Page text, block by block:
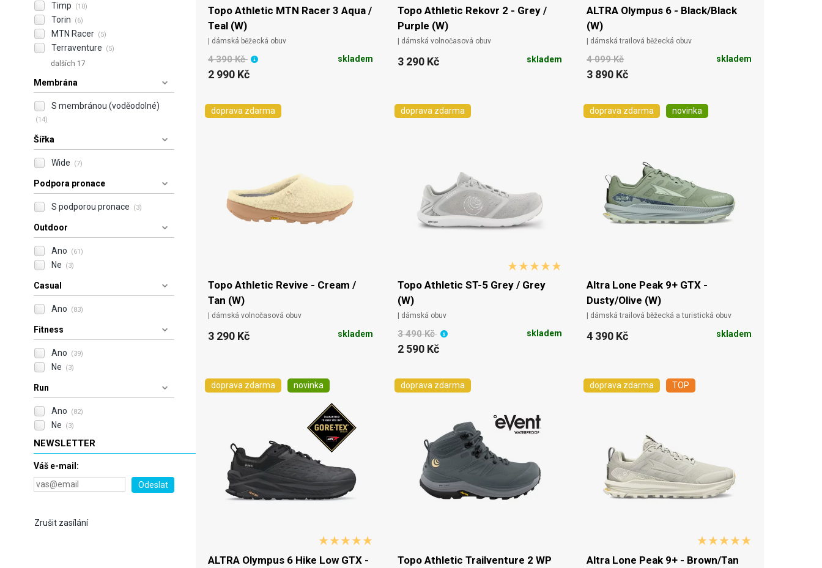
Timp (10)
Torin (6)
MTN Racer (5)
Terraventure (5)
dalších 17
Membrána
S membránou (voděodolné)
(14)
Šířka
Wide (7)
Podpora pronace
S podporou pronace (3)
Outdoor
Ano (61)
Ne (3)
Casual
Ano (83)
Fitness
Ano (39)
Ne (3)
Run
Ano (82)
Ne (3)
NEWSLETTER
Váš e-mail:
Zrušit zasílání
Topo Athletic MTN Racer 3 Aqua /
Teal (W)
| dámská běžecká obuv
4 390 Kč
2 990 Kč
skladem
Topo Athletic Rekovr 2 - Grey /
Purple (W)
| dámská volnočasová obuv
3 290 Kč skladem
ALTRA Olympus 6 - Black/Black
(W)
| dámská trailová běžecká obuv
4 099 Kč
3 890 Kč
skladem
doprava zdarma
Topo Athletic Revive - Cream /
Tan (W)
| dámská volnočasová obuv
3 290 Kč skladem
doprava zdarma
Topo Athletic ST-5 Grey / Grey
(W)
| dámská obuv
3 490 Kč
2 590 Kč
skladem
doprava zdarma novinka
Altra Lone Peak 9+ GTX -
Dusty/Olive (W)
| dámská trailová běžecká a turistická obuv
4 390 Kč skladem
doprava zdarma novinka
ALTRA Olympus 6 Hike Low GTX -
doprava zdarma
Topo Athletic Trailventure 2 WP
doprava zdarma TOP
Altra Lone Peak 9+ - Brown/Tan